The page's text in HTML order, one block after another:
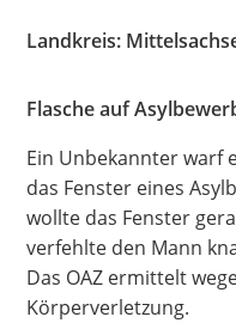
Deutsch العربية
Italiano
Kurdí فارسی
Русский
Español
Landkreis:
Flasche auf
Ein Unbekannter warf
das Fenster eines
wollte das Fenster
verfehlte den Mann
Das OAZ ermittelt
Körperverletzung.